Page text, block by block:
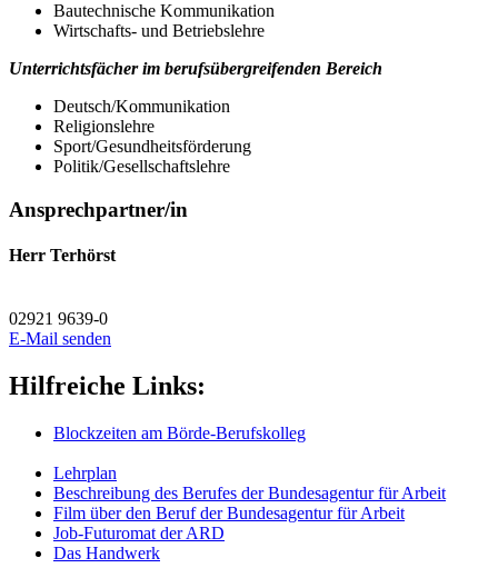
Bautechnische Kommunikation
Wirtschafts- und Betriebslehre
Unterrichtsfächer im berufsübergreifenden Bereich
Deutsch/Kommunikation
Religionslehre
Sport/Gesundheitsförderung
Politik/Gesellschaftslehre
Ansprechpartner/in
Herr Terhörst
02921 9639-0
E-Mail senden
Hilfreiche Links:
Blockzeiten am Börde-Berufskolleg
Lehrplan
Beschreibung des Berufes der Bundesagentur für Arbeit
Film über den Beruf der Bundesagentur für Arbeit
Job-Futuromat der ARD
Das Handwerk